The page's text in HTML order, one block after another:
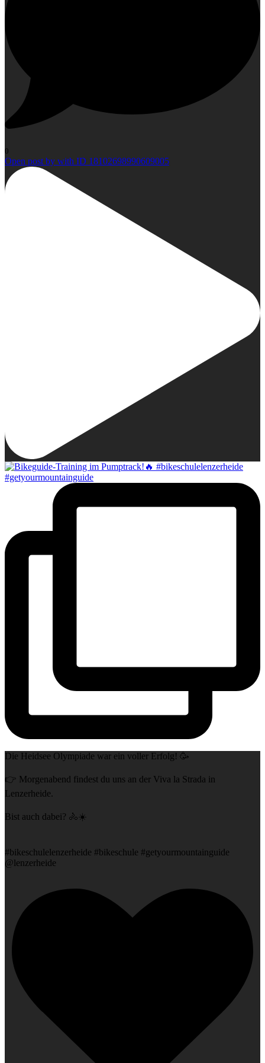
0
Open post by with ID 18102698990609005
Die Heidsee Olympiade war ein voller Erfolg! 🥳⁠
👉 Morgenabend findest du uns an der Viva la Strada in
Lenzerheide.⁠
Bist auch dabei? 🚴☀️⁠
#bikeschulelenzerheide #bikeschule #getyourmountainguide
@lenzerheide